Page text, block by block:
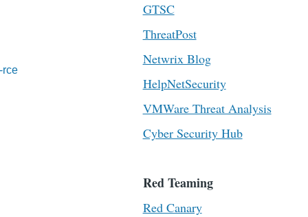
rce
GTSC
ThreatPost
Netwrix Blog
HelpNetSecurity
VMWare Threat Analysis
Cyber Security Hub
Red Teaming
Red Canary